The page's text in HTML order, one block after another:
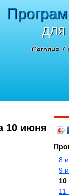
для
Сегодня 7
10 июня
8
9